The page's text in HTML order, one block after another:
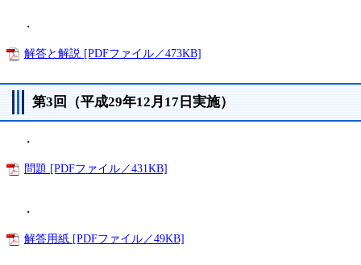
・
解答と解説 [PDFファイル／473KB]
第3回（平成29年12月17日実施）
・
問題 [PDFファイル／431KB]
・
解答用紙 [PDFファイル／49KB]